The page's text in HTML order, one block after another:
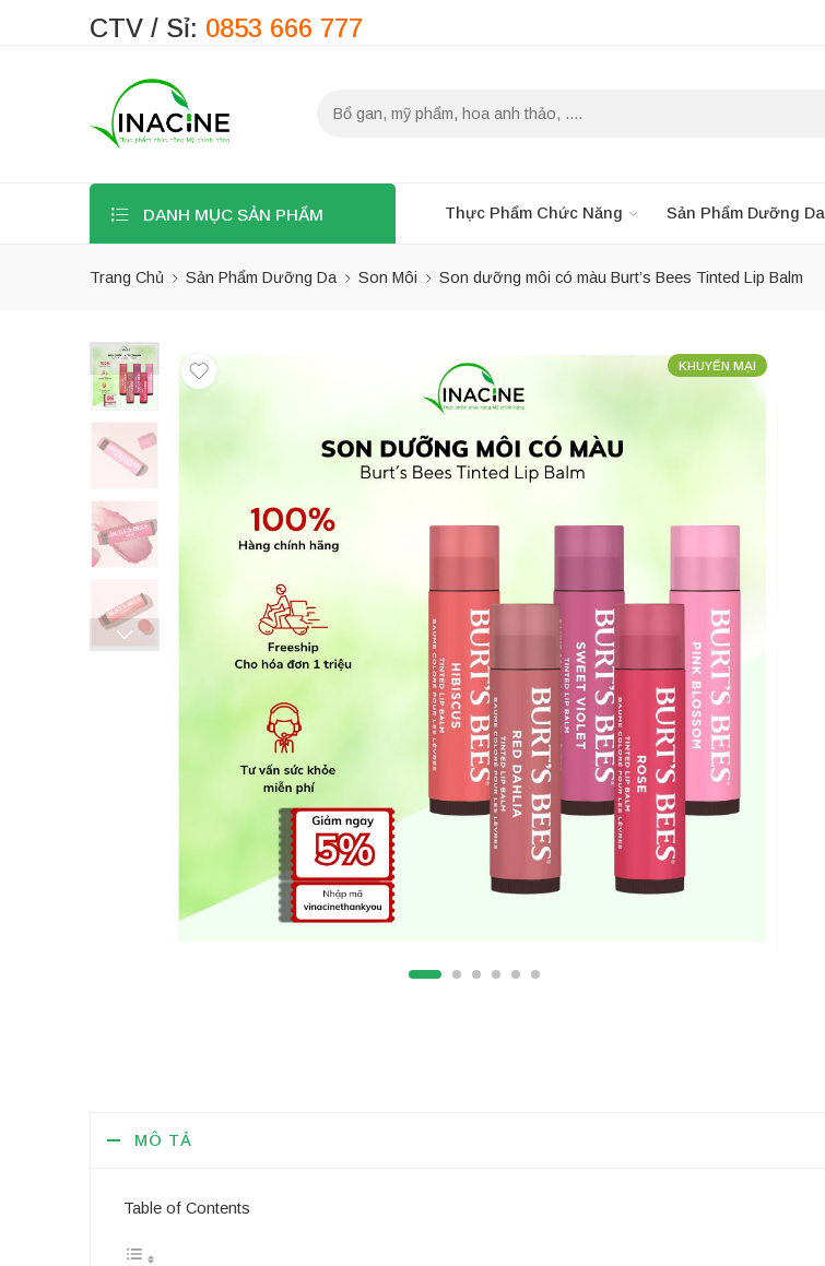
CTV / Sỉ: 0853 666 777
DANH MỤC SẢN PHẨM Thực Phẩm Chức Năng Sản Phẩm Dưỡng Da
Trang Chủ Sản Phẩm Dưỡng Da Son Môi Son dưỡng môi có màu Burt’s Bees Tinted Lip Balm
KHUYẾN MẠI
MÔ TẢ
Table of Contents